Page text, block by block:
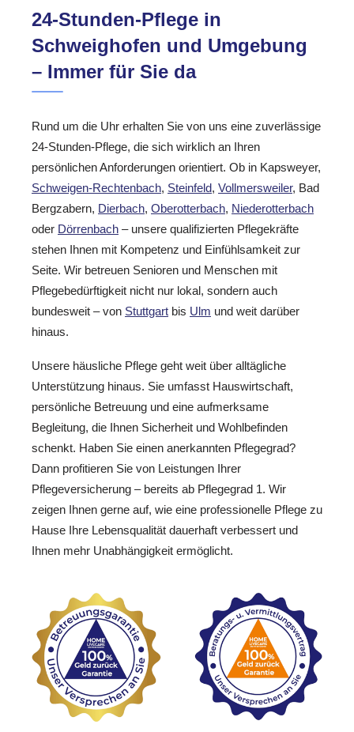
24-Stunden-Pflege in
Schweighofen und Umgebung
– Immer für Sie da
Rund um die Uhr erhalten Sie von uns eine zuverlässige
24-Stunden-Pflege, die sich wirklich an Ihren
persönlichen Anforderungen orientiert. Ob in Kapsweyer,
Schweigen-Rechtenbach, Steinfeld, Vollmersweiler, Bad
Bergzabern, Dierbach, Oberotterbach, Niederotterbach
oder Dörrenbach – unsere qualifizierten Pflegekräfte
stehen Ihnen mit Kompetenz und Einfühlsamkeit zur
Seite. Wir betreuen Senioren und Menschen mit
Pflegebedürftigkeit nicht nur lokal, sondern auch
bundesweit – von Stuttgart bis Ulm und weit darüber
hinaus.
Unsere häusliche Pflege geht weit über alltägliche
Unterstützung hinaus. Sie umfasst Hauswirtschaft,
persönliche Betreuung und eine aufmerksame
Begleitung, die Ihnen Sicherheit und Wohlbefinden
schenkt. Haben Sie einen anerkannten Pflegegrad?
Dann profitieren Sie von Leistungen Ihrer
Pflegeversicherung – bereits ab Pflegegrad 1. Wir
zeigen Ihnen gerne auf, wie eine professionelle Pflege zu
Hause Ihre Lebensqualität dauerhaft verbessert und
Ihnen mehr Unabhängigkeit ermöglicht.